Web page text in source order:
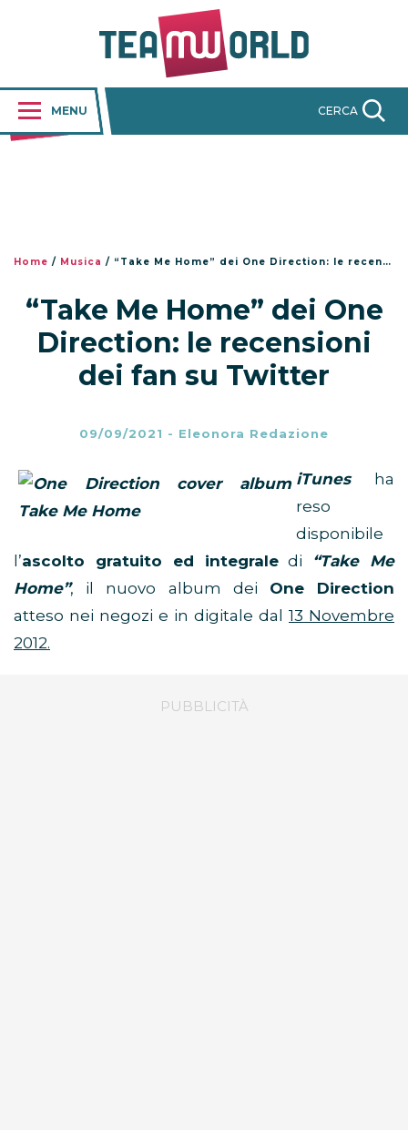
MENU CERCA
Home / Musica / “Take Me Home” dei One Direction: le recensioni dei fan su Twitter
“Take Me Home” dei One
Direction: le recensioni
dei fan su Twitter
09/09/2021 - Eleonora Redazione
iTunesha
reso
disponibile
l’ascolto gratuito ed integraledi “Take Me
Home”, il nuovo album dei One Direction
atteso nei negozi e in digitale dal 13 Novembre
2012.